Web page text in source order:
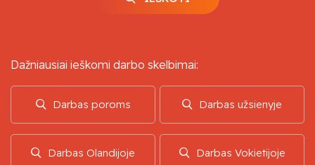
Dažniausiai ieškomi darbo skelbimai:
Darbas poroms Darbas užsienyje
Darbas Olandijoje Darbas Vokietijoje